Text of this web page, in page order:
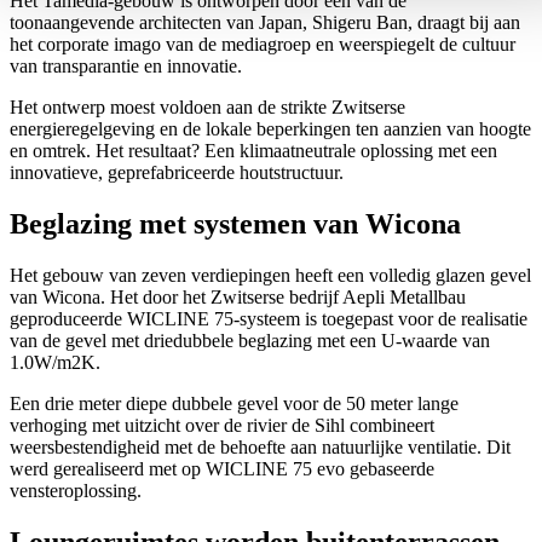
toonaangevende architecten van Japan, Shigeru Ban, draagt bij aan
het corporate imago van de mediagroep en weerspiegelt de cultuur
van transparantie en innovatie.
Het ontwerp moest voldoen aan de strikte Zwitserse
energieregelgeving en de lokale beperkingen ten aanzien van hoogte
en omtrek. Het resultaat? Een klimaatneutrale oplossing met een
innovatieve, geprefabriceerde houtstructuur.
Beglazing met systemen van Wicona
Het gebouw van zeven verdiepingen heeft een volledig glazen gevel
van Wicona. Het door het Zwitserse bedrijf Aepli Metallbau
geproduceerde WICLINE 75-systeem is toegepast voor de realisatie
van de gevel met driedubbele beglazing met een U-waarde van
1.0W/m2K.
Een drie meter diepe dubbele gevel voor de 50 meter lange
verhoging met uitzicht over de rivier de Sihl combineert
weersbestendigheid met de behoefte aan natuurlijke ventilatie. Dit
werd gerealiseerd met op WICLINE 75 evo gebaseerde
vensteroplossing.